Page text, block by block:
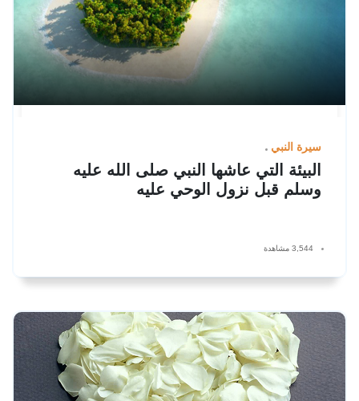
سيرة النبي
البيئة التي عاشها النبي صلى الله عليه
وسلم قبل نزول الوحي عليه
3,544 مشاهدة